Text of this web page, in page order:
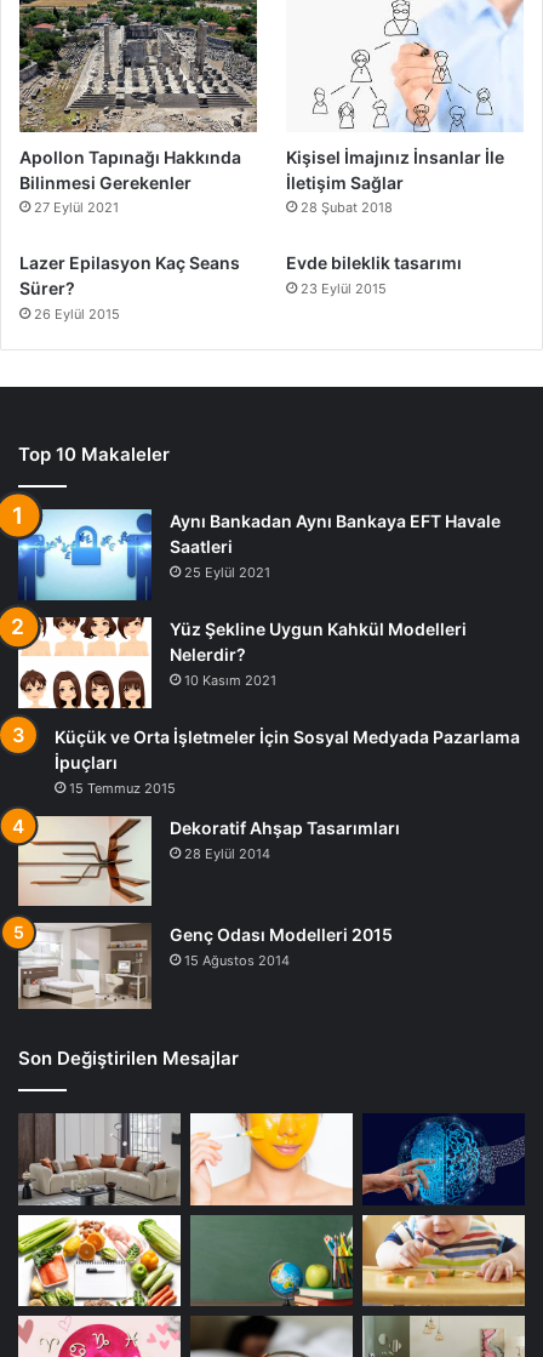
Apollon Tapınağı Hakkında
Bilinmesi Gerekenler
27 Eylül 2021
Kişisel İmajınız İnsanlar İle
İletişim Sağlar
28 Şubat 2018
Lazer Epilasyon Kaç Seans
Sürer?
26 Eylül 2015
Evde bileklik tasarımı
23 Eylül 2015
Top 10 Makaleler
Aynı Bankadan Aynı Bankaya EFT Havale
Saatleri
25 Eylül 2021
Yüz Şekline Uygun Kahkül Modelleri
Nelerdir?
10 Kasım 2021
Küçük ve Orta İşletmeler İçin Sosyal Medyada Pazarlama
İpuçları
15 Temmuz 2015
Dekoratif Ahşap Tasarımları
28 Eylül 2014
Genç Odası Modelleri 2015
15 Ağustos 2014
Son Değiştirilen Mesajlar